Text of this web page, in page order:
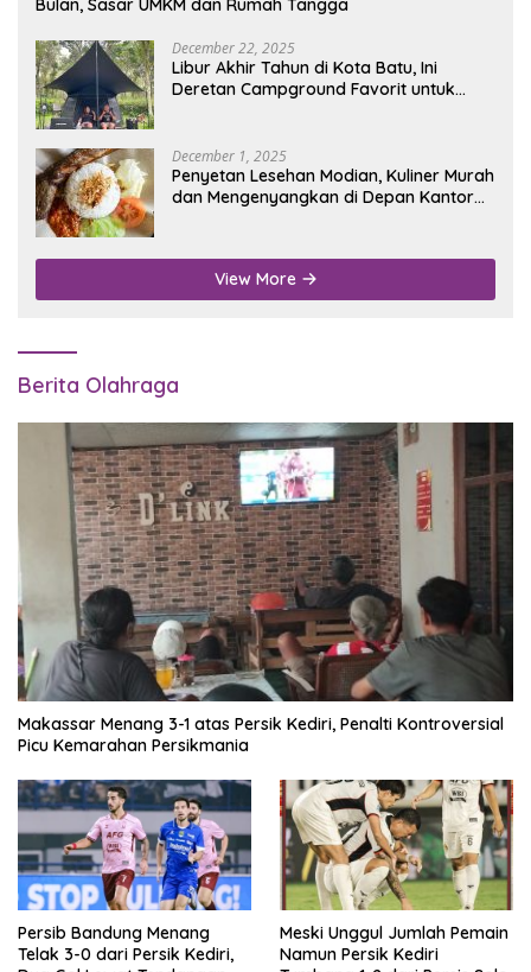
Bulan, Sasar UMKM dan Rumah Tangga
December 22, 2025
Libur Akhir Tahun di Kota Batu, Ini
Deretan Campground Favorit untuk
December 1, 2025
Penyetan Lesehan Modian, Kuliner Murah
dan Mengenyangkan di Depan Kantor
View More
Berita Olahraga
Makassar Menang 3-1 atas Persik Kediri, Penalti Kontroversial
Picu Kemarahan Persikmania
Persib Bandung Menang
Telak 3-0 dari Persik Kediri,
Meski Unggul Jumlah Pemain
Namun Persik Kediri